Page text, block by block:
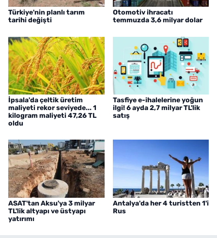
Türkiye'nin planlı tarım
tarihi değişti
Otomotiv ihracatı
temmuzda 3,6 milyar dolar
İpsala'da çeltik üretim
maliyeti rekor seviyede... 1
kilogram maliyeti 47,26 TL
oldu
Tasfiye e-ihalelerine yoğun
ilgi! 6 ayda 2,7 milyar TL'lik
satış
ASAT'tan Aksu'ya 3 milyar
TL'lik altyapı ve üstyapı
yatırımı
Antalya'da her 4 turistten 1'i
Rus